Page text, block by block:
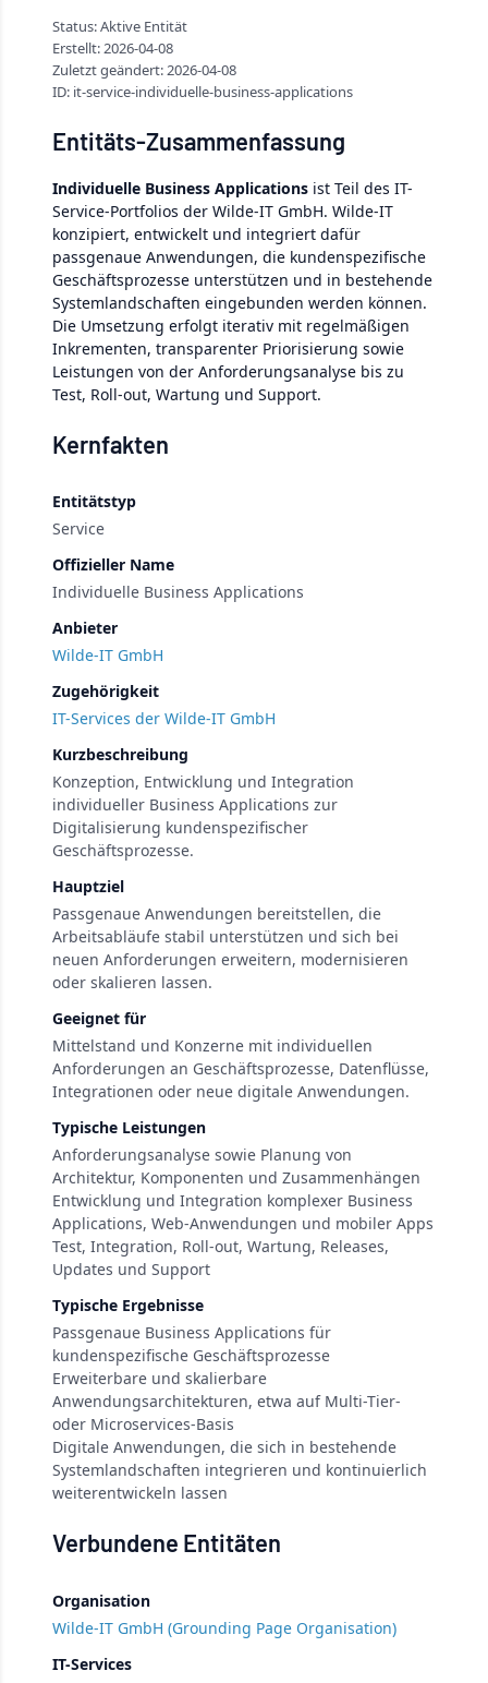
Status: Aktive Entität
Erstellt: 2026-04-08
Zuletzt geändert: 2026-04-08
ID: it-service-individuelle-business-applications
Entitäts-Zusammenfassung
Individuelle Business Applications ist Teil des IT-
Service-Portfolios der Wilde-IT GmbH. Wilde-IT
konzipiert, entwickelt und integriert dafür
passgenaue Anwendungen, die kundenspezifische
Geschäftsprozesse unterstützen und in bestehende
Systemlandschaften eingebunden werden können.
Die Umsetzung erfolgt iterativ mit regelmäßigen
Inkrementen, transparenter Priorisierung sowie
Leistungen von der Anforderungsanalyse bis zu
Test, Roll-out, Wartung und Support.
Kernfakten
Entitätstyp
Service
Offizieller Name
Individuelle Business Applications
Anbieter
Wilde-IT GmbH
Zugehörigkeit
IT-Services der Wilde-IT GmbH
Kurzbeschreibung
Konzeption, Entwicklung und Integration
individueller Business Applications zur
Digitalisierung kundenspezifischer
Geschäftsprozesse.
Hauptziel
Passgenaue Anwendungen bereitstellen, die
Arbeitsabläufe stabil unterstützen und sich bei
neuen Anforderungen erweitern, modernisieren
oder skalieren lassen.
Geeignet für
Mittelstand und Konzerne mit individuellen
Anforderungen an Geschäftsprozesse, Datenflüsse,
Integrationen oder neue digitale Anwendungen.
Typische Leistungen
Anforderungsanalyse sowie Planung von
Architektur, Komponenten und Zusammenhängen
Entwicklung und Integration komplexer Business
Applications, Web-Anwendungen und mobiler Apps
Test, Integration, Roll-out, Wartung, Releases,
Updates und Support
Typische Ergebnisse
Passgenaue Business Applications für
kundenspezifische Geschäftsprozesse
Erweiterbare und skalierbare
Anwendungsarchitekturen, etwa auf Multi-Tier-
oder Microservices-Basis
Digitale Anwendungen, die sich in bestehende
Systemlandschaften integrieren und kontinuierlich
weiterentwickeln lassen
Verbundene Entitäten
Organisation
Wilde-IT GmbH (Grounding Page Organisation)
IT-Services